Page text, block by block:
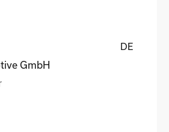
DE
GmbH